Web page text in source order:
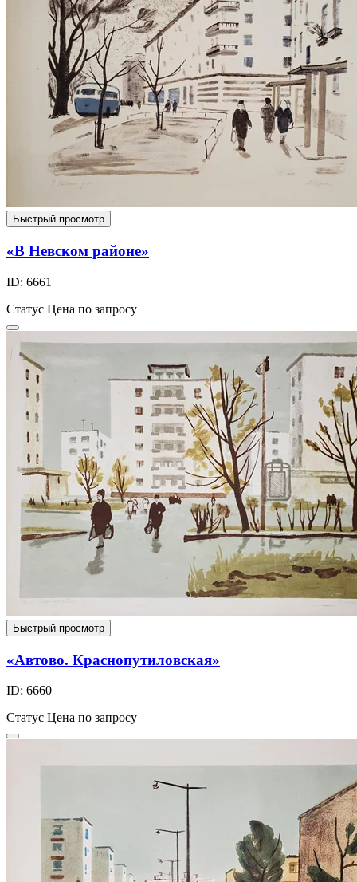
Быстрый просмотр
«В Невском районе»
ID: 6661
Статус Цена по запросу
Быстрый просмотр
«Автово. Краснопутиловская»
ID: 6660
Статус Цена по запросу